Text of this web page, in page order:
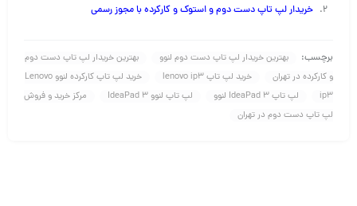
خریدار لپ تاپ دست دوم و استوک و کارکرده با مجوز رسمی
برچسب: بهترین خریدار لپ تاپ دست دوم لنوو
بهترین خریدار لپ تاپ دست دوم
و کارکرده در تهران
خرید لپ تاپ lenovo ip3
خرید لپ تاپ کارکرده لنوو Lenovo
ip3
لپ تاپ IdeaPad 3 لنوو لپ تاپ لنوو IdeaPad 3
مرکز خرید و فروش
لپ تاپ دست دوم در تهران